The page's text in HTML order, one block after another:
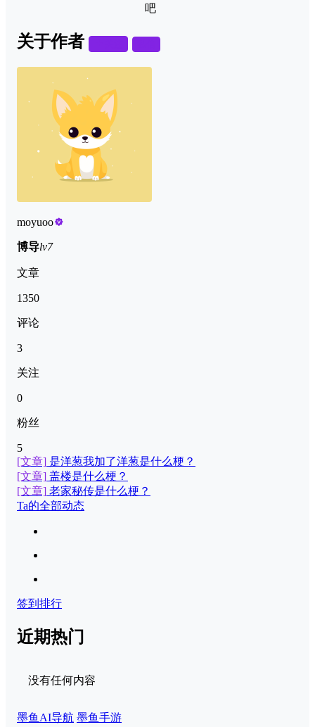
吧
关于作者
moyuoo
博导lv7
文章
1350
评论
3
关注
0
粉丝
5
[文章] 是洋葱我加了洋葱是什么梗？
[文章] 盖楼是什么梗？
[文章] 老家秘传是什么梗？
Ta的全部动态
签到排行
近期热门
没有任何内容
墨鱼AI导航 墨鱼手游